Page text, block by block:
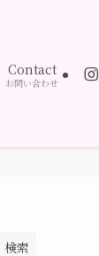
Contact
お問い合わせ
検索